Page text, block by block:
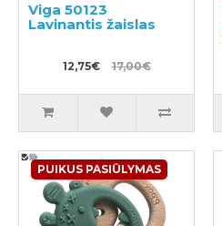
Viga 50123
Lavinantis žaislas
12,75€ 17,00€
PUIKUS PASIŪLYMAS